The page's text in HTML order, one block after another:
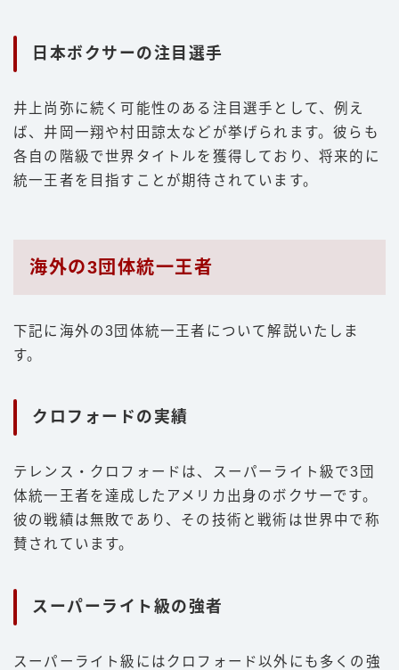
日本ボクサーの注目選手
井上尚弥に続く可能性のある注目選手として、例え
ば、井岡一翔や村田諒太などが挙げられます。彼らも
各自の階級で世界タイトルを獲得しており、将来的に
統一王者を目指すことが期待されています。
海外の3団体統一王者
下記に海外の3団体統一王者について解説いたしま
す。
クロフォードの実績
テレンス・クロフォードは、スーパーライト級で3団
体統一王者を達成したアメリカ出身のボクサーです。
彼の戦績は無敗であり、その技術と戦術は世界中で称
賛されています。
スーパーライト級の強者
スーパーライト級にはクロフォード以外にも多くの強